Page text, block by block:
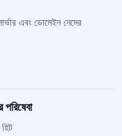
এবং ডোমেইন নেমের